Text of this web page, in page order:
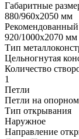
Габаритные
880/960х2050 мм
Рекомендованный
920/1000х2070 мм
Тип
Цельногнутая
Количество
1
Петли
Петли на
Тип открывания
Наружное
Направление